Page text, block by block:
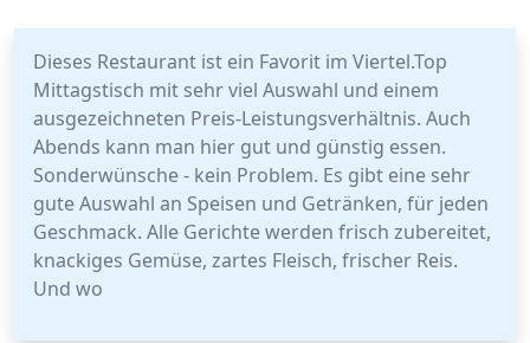
Dieses Restaurant ist ein Favorit im Viertel.Top
Mittagstisch mit sehr viel Auswahl und einem
ausgezeichneten Preis-Leistungsverhältnis. Auch
Abends kann man hier gut und günstig essen.
Sonderwünsche - kein Problem. Es gibt eine sehr
gute Auswahl an Speisen und Getränken, für jeden
Geschmack. Alle Gerichte werden frisch zubereitet,
knackiges Gemüse, zartes Fleisch, frischer Reis.
Und wo